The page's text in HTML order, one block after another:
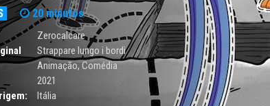
20 minutos
Zerocalcare
Strappare lungo i bordi
Animação,Comédia
2021
Itália